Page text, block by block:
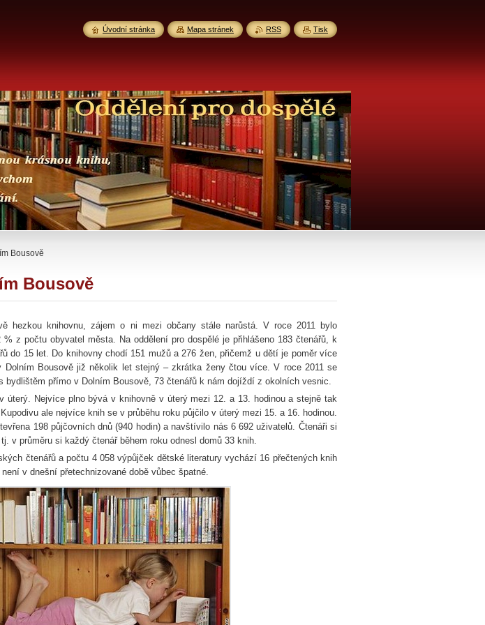
Bousově
Bousově
hezkou knihovnu, zájem o ni mezi občany stále narůstá. V roce 2011 bylo
z počtu obyvatel města. Na oddělení pro dospělé je přihlášeno 183 čtenářů, k
do 15 let. Do knihovny chodí 151 mužů a 276 žen, přičemž u dětí je poměr více
Dolním Bousově již několik let stejný – zkrátka ženy čtou více. V roce 2011 se
bydlištěm přímo v Dolním Bousově, 73 čtenářů k nám dojíždí z okolních vesnic.
úterý. Nejvíce plno bývá v knihovně v úterý mezi 12. a 13. hodinou a stejně tak
ale nejvíce knih se v průběhu roku půjčilo v úterý mezi 15. a 16. hodinou.
198 půjčovních dnů (940 hodin) a navštívilo nás 6 692 uživatelů. Čtenáři si
v průměru si každý čtenář během roku odnesl domů 33 knih.
čtenářů a počtu 4 058 výpůjček dětské literatury vychází 16 přečtených knih
v dnešní přetechnizované době vůbec špatné.
Úvodní stránka Mapa stránek RSS Tisk